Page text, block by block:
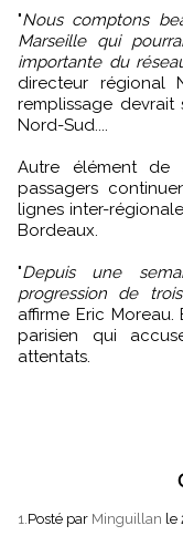
"Nous comptons beaucoup sur la reprise des vols Lille-
Marseille qui
importante du
directeur régional
remplissage
Nord-Sud....
Autre élément de
passagers
lignes inter-
Bordeaux.
"Depuis une
progression de
affirme Eric
parisien qui
attentats.
1.Posté par Minguillan le